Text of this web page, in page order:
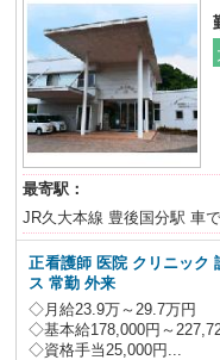
最寄駅：
JR久大本線 豊後国分駅 車
正看護師 医院 クリニック
ス 常勤 外来
◇月給23.9万～29.7万円
◇基本給178,000円～
◇資格手当25,000円...